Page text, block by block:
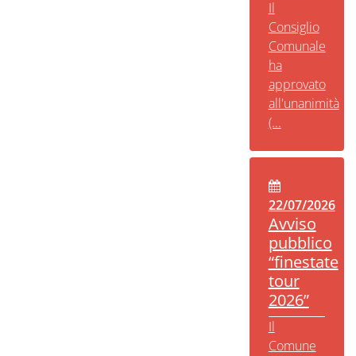
Il
Consiglio
Comunale
ha
approvato
all'unanimità
(...
22/07/2026
Avviso
pubblico
“finestate
tour
2026”
Il
Comune